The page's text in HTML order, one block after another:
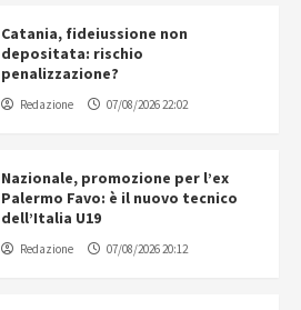
Catania, fideiussione non
depositata: rischio
penalizzazione?
Redazione 07/08/2026 22:02
Nazionale, promozione per l’ex
Palermo Favo: è il nuovo tecnico
dell’Italia U19
Redazione 07/08/2026 20:12